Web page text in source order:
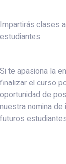
Impartirás clases
estudiantes
Si te apasiona la
finalizar el curso
oportunidad de
nuestra nomina
futuros estudiantes